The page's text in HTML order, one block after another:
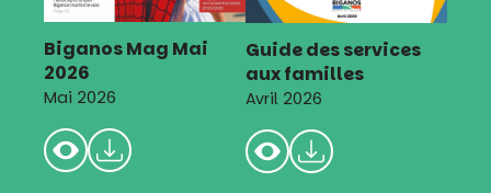
Biganos Mag Mai
2026
Mai 2026
Guide des services
aux familles
Avril 2026